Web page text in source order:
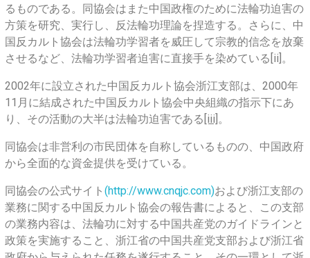
るものである。同協会はまた中国政権のために法輪功迫害の
方策を研究、実行し、反法輪功理論を捏造する。さらに、中
国反カルト協会は法輪功学習者を威圧して宗教的信念を放棄
させるなど、法輪功学習者迫害に直接手を染めている[ii]。
2002年に設立された中国反カルト協会浙江支部は、2000年
11月に結成された中国反カルト協会中央組織の指示下にあ
り、その活動の大半は法輪功迫害である [iii] 。
同協会は非営利の市民団体を自称しているものの、中国政府
から全面的な資金提供を受けている。
同協会の公式サイト (http://www.cnqjc.com)および浙江支部の
業務に関する中国反カルト協会の報告書によると、この支部
の業務内容は、法輪功に対する中国共産党のガイドラインと
政策を実施すること、浙江省の中国共産党支部および浙江省